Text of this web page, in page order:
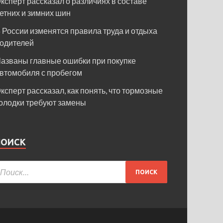
и зимних шин
России изменятся правила труда и отдыха
главные ошибки при покупке
с пробегом
рассказал, как понять, что тормозные
требуют замены